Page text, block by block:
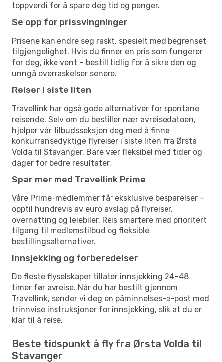
toppverdi for å spare deg tid og penger.
Se opp for prissvingninger
Prisene kan endre seg raskt, spesielt med begrenset
tilgjengelighet. Hvis du finner en pris som fungerer
for deg, ikke vent – bestill tidlig for å sikre den og
unngå overraskelser senere.
Reiser i siste liten
Travellink har også gode alternativer for spontane
reisende. Selv om du bestiller nær avreisedatoen,
hjelper vår tilbudsseksjon deg med å finne
konkurransedyktige flyreiser i siste liten fra Ørsta
Volda til Stavanger. Bare vær fleksibel med tider og
dager for bedre resultater.
Spar mer med Travellink Prime
Våre Prime-medlemmer får eksklusive besparelser –
opptil hundrevis av euro avslag på flyreiser,
overnatting og leiebiler. Reis smartere med prioritert
tilgang til medlemstilbud og fleksible
bestillingsalternativer.
Innsjekking og forberedelser
De fleste flyselskaper tillater innsjekking 24–48
timer før avreise. Når du har bestilt gjennom
Travellink, sender vi deg en påminnelses-e-post med
trinnvise instruksjoner for innsjekking, slik at du er
klar til å reise.
Beste tidspunkt å fly fra Ørsta Volda til
Stavanger